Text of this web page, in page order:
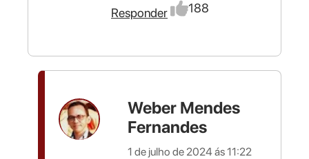
Responder 188
Weber Mendes
Fernandes
1 de julho de 2024 ás 11:22